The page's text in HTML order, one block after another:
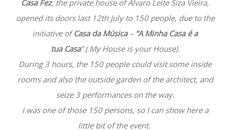
Casa Fez, the private house of Álvaro Leite Siza Vieira,
opened its doors last 12th July to 150 people, due to the
initiative ofCasa da Música– “A Minha Casa é a
tua Casa” ( My House is your House).
During 3 hours, the 150 people could visit some inside
rooms and also the outside garden of the architect, and
seize 3 performances on the way.
I was one of those 150 persons, so I can show here a
little bit of the event.